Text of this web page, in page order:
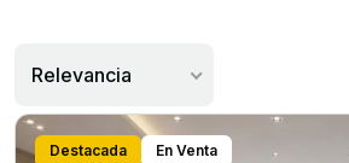
Relevancia
Destacada En Venta